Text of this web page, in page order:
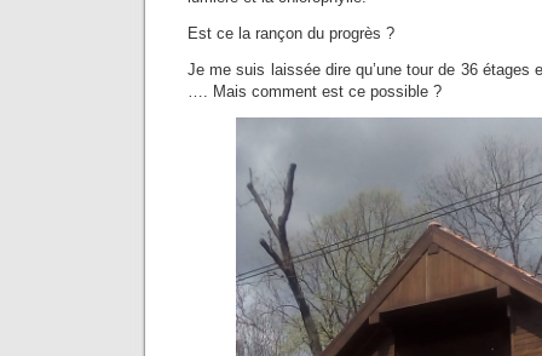
Est ce la rançon du progrès ?
Je me suis laissée dire qu’une tour de 36 étages
…. Mais comment est ce possible ?